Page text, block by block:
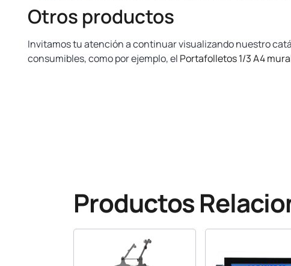
Otros productos
Invitamos tu atención a continuar visualizando nuestro
consumibles, como por ejemplo, el Portafolletos 1/3 A4
Productos